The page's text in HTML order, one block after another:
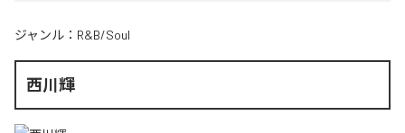
ジャンル： R&B/Soul
西川輝